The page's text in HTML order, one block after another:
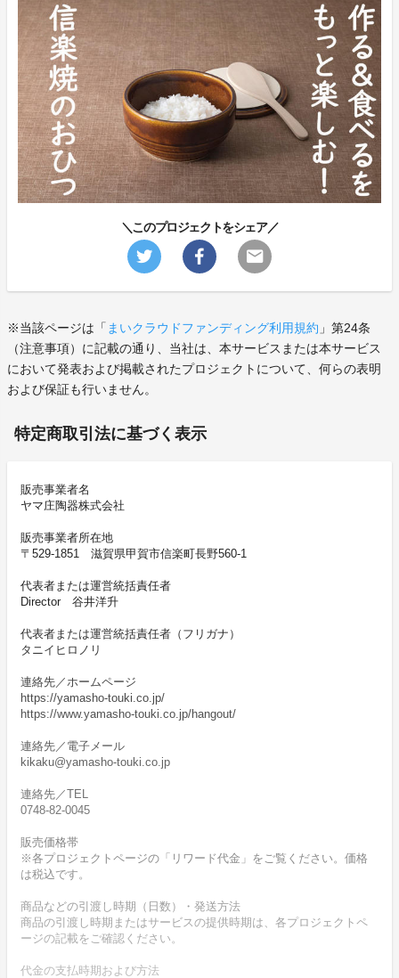
＼このプロジェクトをシェア／
※当該ページは「 まいクラウドファンディング利用規約 」第24条
（注意事項）に記載の通り、当社は、本サービスまたは本サービス
において発表および掲載されたプロジェクトについて、何らの表明
および保証も行いません。
特定商取引法に基づく表示
販売事業者名
ヤマ庄陶器株式会社
販売事業者所在地
〒529-1851 滋賀県甲賀市信楽町長野560-1
代表者または運営統括責任者
Director 谷井洋升
代表者または運営統括責任者（フリガナ）
タニイヒロノリ
連絡先／ホームページ
https://yamasho-touki.co.jp/
https://www.yamasho-touki.co.jp/hangout/
連絡先／電子メール
kikaku@yamasho-touki.co.jp
連絡先／TEL
0748-82-0045
販売価格帯
※各プロジェクトページの「リワード代金」をご覧ください。価格
は税込です。
商品などの引渡し時期（日数）・発送方法
商品の引渡し時期またはサービスの提供時期は、各プロジェクトペ
ージの記載をご確認ください。
代金の支払時期および方法